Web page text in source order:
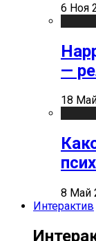
6 Ноя
—
18
8 Май
Интерактив